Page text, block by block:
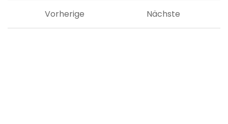
Nächste
Vorherige